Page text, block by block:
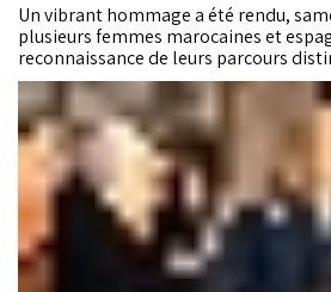
Un vibrant hommage a été rendu,
plusieurs femmes marocaines et
reconnaissance de leurs parcours
contributions en faveur du vivre-
rapprochement entre les peuples et
initiative vise à mettre en lumière les
de femmes ayant marqué de leur
domaines, tout en contribuant de
renforcement des liens d’amitié et
Maroc et l’Espagne, reflétant ainsi la
relations bilatérales entre les deux